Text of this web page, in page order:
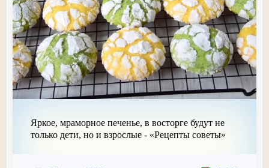
Яркое, мраморное печенье, в восторге будут не
только дети, но и взрослые - «Рецепты советы»